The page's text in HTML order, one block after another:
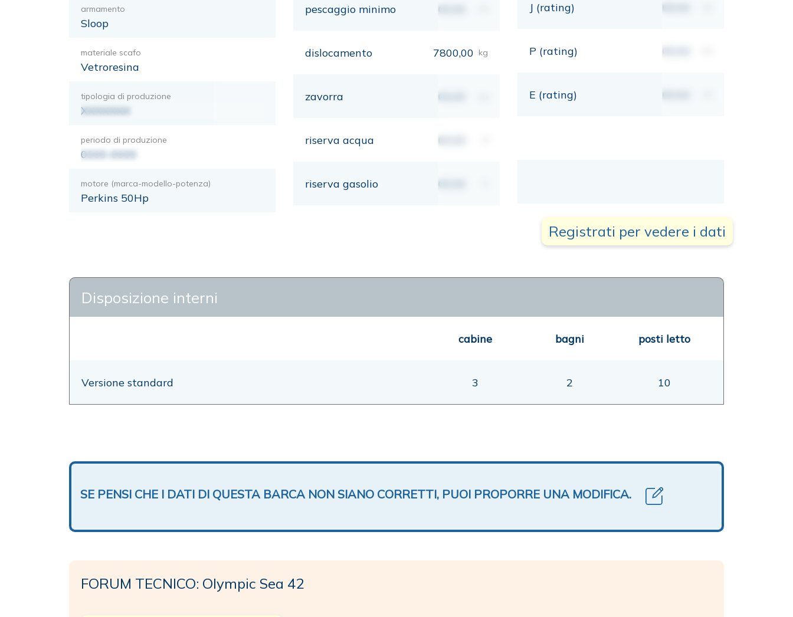
armamento
Sloop
materiale scafo
Vetroresina
tipologia di produzione
XXXXXXX
periodo di produzione
0000-0000
motore (marca-modello-potenza)
Perkins 50Hp
pescaggio minimo 00,00
dislocamento 7800,00 kg
zavorra 00,00
riserva acqua 00,00
riserva gasolio 00,00
J (rating) 00,00
P (rating) 00,00
E (rating) 00,00
Registrati per vedere i dati
Disposizione interni
cabine bagni posti letto
Versione standard 3 2 10
SE PENSI CHE I DATI DI QUESTA BARCA NON SIANO CORRETTI, PUOI PROPORRE UNA MODIFICA.
FORUM TECNICO: Olympic Sea 42